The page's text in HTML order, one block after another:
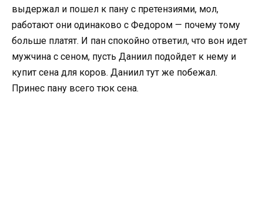
выдержал и пошел к пану с претензиями, мол,
работают они одинаково с Федором — почему тому
больше платят. И пан спокойно ответил, что вон идет
мужчина с сеном, пусть Даниил подойдет к нему и
купит сена для коров. Даниил тут же побежал.
Принес пану всего тюк сена.